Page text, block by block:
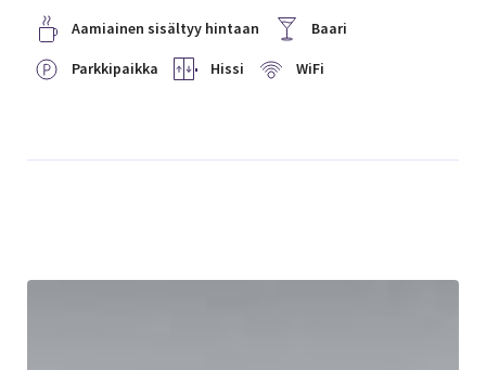
Aamiainen sisältyy hintaan
Baari
Parkkipaikka Hissi WiFi